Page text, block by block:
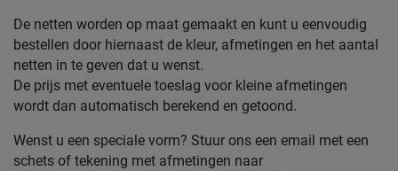
De netten worden op maat gemaakt en kunt u eenvoudig
bestellen door hiernaast de kleur, afmetingen en het aantal
netten in te geven dat u wenst.
De prijs met eventuele toeslag voor kleine afmetingen
wordt dan automatisch berekend en getoond.
Wenst u een speciale vorm? Stuur ons een email met een
schets of tekening met afmetingen naar